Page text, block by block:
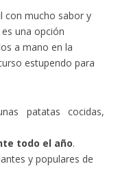
con mucho sabor y
una opción
a mano en la
estupendo para
patatas cocidas,
todo el año.
y populares de